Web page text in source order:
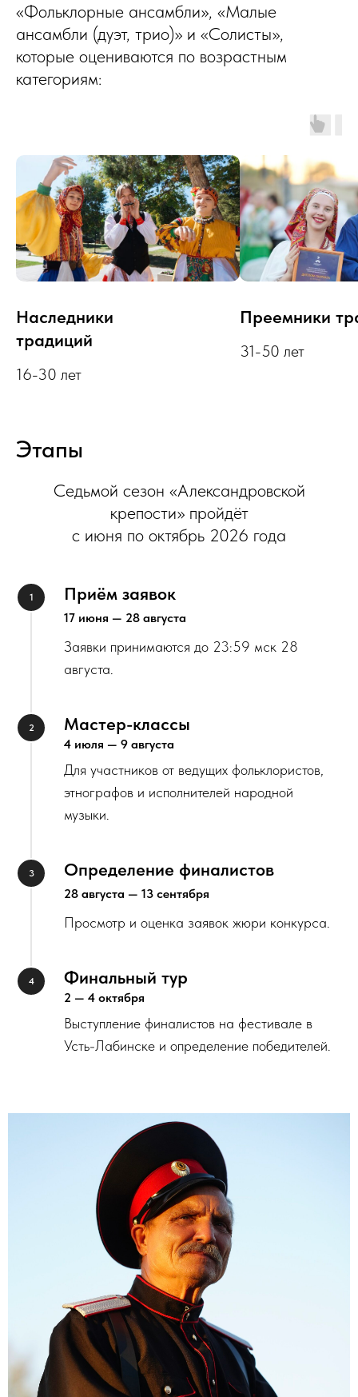
«Фольклорные ансамбли», «Малые
ансамбли (дуэт, трио)» и «Солисты»,
которые оцениваются по возрастным
категориям:
Наследники
традиций
16-30 лет
Преемники
31-50 лет
Этапы
Седьмой сезон «Александровской
крепости» пройдёт
с июня по октябрь 2026 года
Приём заявок
17 июня — 28 августа
Заявки принимаются до 23:59 мск 28
августа.
Мастер-классы
4 июля — 9 августа
Для участников от ведущих фольклористов,
этнографов и исполнителей народной
музыки.
Определение финалистов
28 августа — 13 сентября
Просмотр и оценка заявок жюри конкурса.
Финальный тур
2 — 4 октября
Выступление финалистов на фестивале в
Усть-Лабинске и определение победителей.